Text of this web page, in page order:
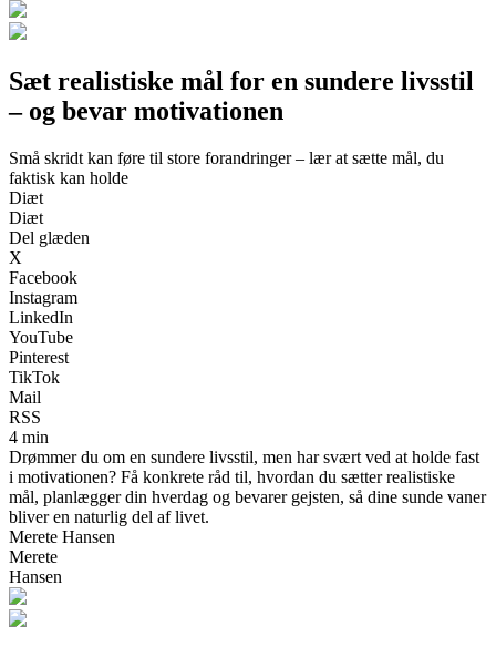
Sæt realistiske mål for en sundere livsstil
– og bevar motivationen
Små skridt kan føre til store forandringer – lær at sætte mål, du
faktisk kan holde
Diæt
Diæt
Del glæden
X
Facebook
Instagram
LinkedIn
YouTube
Pinterest
TikTok
Mail
RSS
4 min
Drømmer du om en sundere livsstil, men har svært ved at holde fast
i motivationen? Få konkrete råd til, hvordan du sætter realistiske
mål, planlægger din hverdag og bevarer gejsten, så dine sunde vaner
bliver en naturlig del af livet.
Merete Hansen
Merete
Hansen